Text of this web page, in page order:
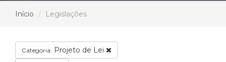
Início Legislações
Categoria: Projeto de Lei